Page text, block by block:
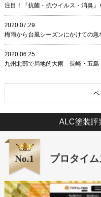
注目！『抗菌・抗ウイルス・消臭
2020.07.29
梅雨から台風シーズンにかけての
2020.06.25
九州北部で局地的大雨 長崎・五島
ALC塗装評
No.1 プロタイ